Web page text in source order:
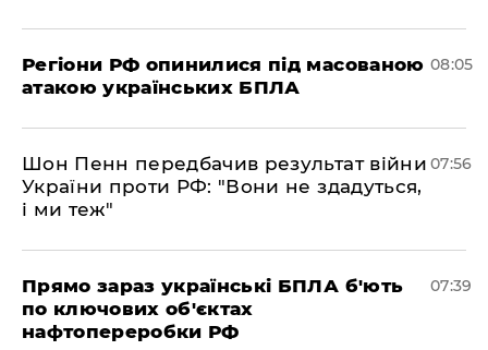
Регіони РФ опинилися під масованою
атакою українських БПЛА
08:05
Шон Пенн передбачив результат війни
України проти РФ: "Вони не здадуться,
і ми теж"
07:56
Прямо зараз українські БПЛА б'ють
по ключових об'єктах
нафтопереробки РФ
07:39